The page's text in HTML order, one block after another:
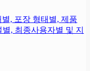
, 포장 형태별, 제품
, 최종사용자별 및 지